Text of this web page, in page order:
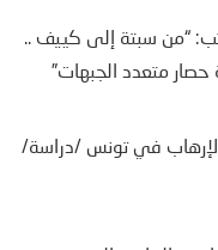
“من سبتة إلى كييف ..
حصار متعدد الجبهات”
الإرهاب في تونس /دراسة/